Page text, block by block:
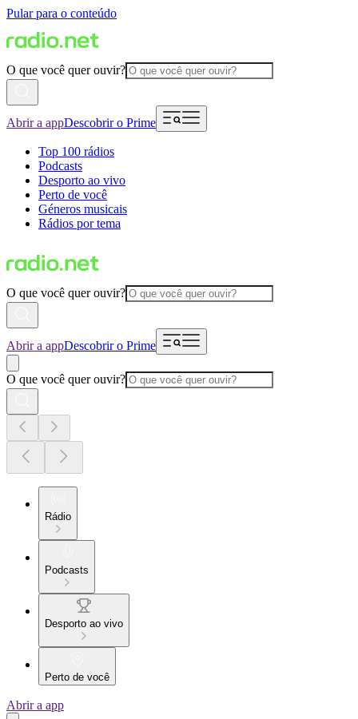
Pular para o conteúdo
O que você quer ouvir?
Abrir a appDescobrir o Prime
Top 100 rádios
Podcasts
Desporto ao vivo
Perto de você
Géneros musicais
Rádios por tema
O que você quer ouvir?
Abrir a appDescobrir o Prime
O que você quer ouvir?
Rádio
Podcasts
Desporto ao vivo
Perto de você
Abrir a app